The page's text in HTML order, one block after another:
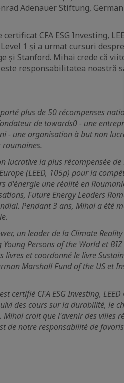
Adenauer Stiftung,
CFA ESG Investing,
1 și a urmat cursuri
și Stanford. Mihai crede că
responsabilitatea noastră
plus de 50 récompenses
de towards0 - une
- une organisation à but non
roumaines.
lucrative la plus récompensée
(LEED, 105p) pour la
d'énergie une réalité en
Future Energy Leaders
Pendant 3 ans, Mihai a été
un leader de la Climate
Persons of the World et
et coordonné le livre
Marshall Fund of the US et
CFA ESG Investing,
des cours sur la durabilité, le
croit que l'avenir des villes
de notre responsabilité de